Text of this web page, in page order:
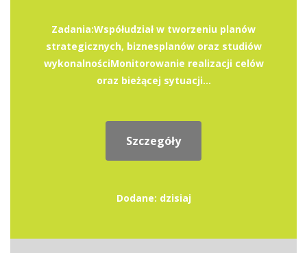
Zadania:Współudział w tworzeniu planów
strategicznych, biznesplanów oraz studiów
wykonalnościMonitorowanie realizacji celów
oraz bieżącej sytuacji...
Szczegóły
Dodane: dzisiaj